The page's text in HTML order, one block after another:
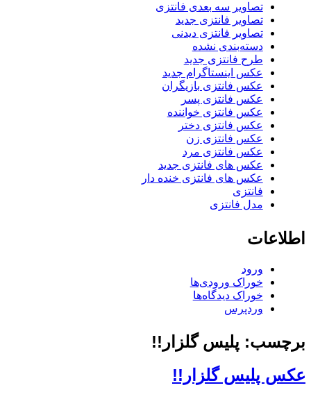
تصاویر سه بعدی فانتزی
تصاویر فانتزی جدید
تصاویر فانتزی دیدنی
دسته‌بندی نشده
طرح فانتزی جدید
عکس اینستاگرام جدید
عکس فانتزی بازیگران
عکس فانتزی پسر
عکس فانتزی خواننده
عکس فانتزی دختر
عکس فانتزی زن
عکس فانتزی مرد
عکس های فانتزی جدید
عکس های فانتزی خنده دار
فانتزی
مدل فانتزی
اطلاعات
ورود
خوراک ورودی‌ها
خوراک دیدگاه‌ها
وردپرس
برچسب: پلیس گلزار!!
عکس پلیس گلزار!!